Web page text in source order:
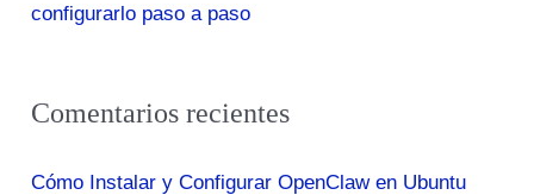
configurarlo paso a paso
Comentarios recientes
Cómo Instalar y Configurar OpenClaw en Ubuntu